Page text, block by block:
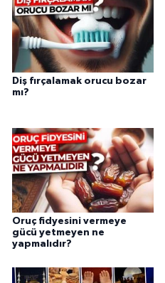
Diş fırçalamak orucu bozar
mı?
Oruç fidyesini vermeye
gücü yetmeyen ne
yapmalıdır?